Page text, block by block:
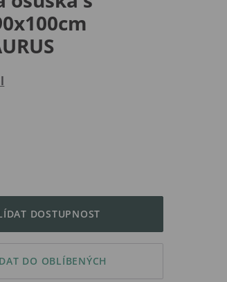
DOSTUPNOST
DO OBLÍBENÝCH